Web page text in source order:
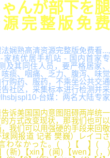
んが部下を腿
完整版免费
娴熟高清资源完整版免费看...,
核优居手机站 - 国内首家专
其同住人员，要严格居家、
痰、咽痛、乏力、腹泻、味觉
购药、服药，不乘坐公共交通
社区，采集标本进行检测并采
台媒：两名大陆专家
美国国内意图阻碍两岸统一
方式改变现状，那我们也可以
我们可以用强硬的手段来回敬
网报道 记者 樊巍）レイコさ
言わなかった。( )【 】( )
(新)【xin】(闻)【wen】(，)